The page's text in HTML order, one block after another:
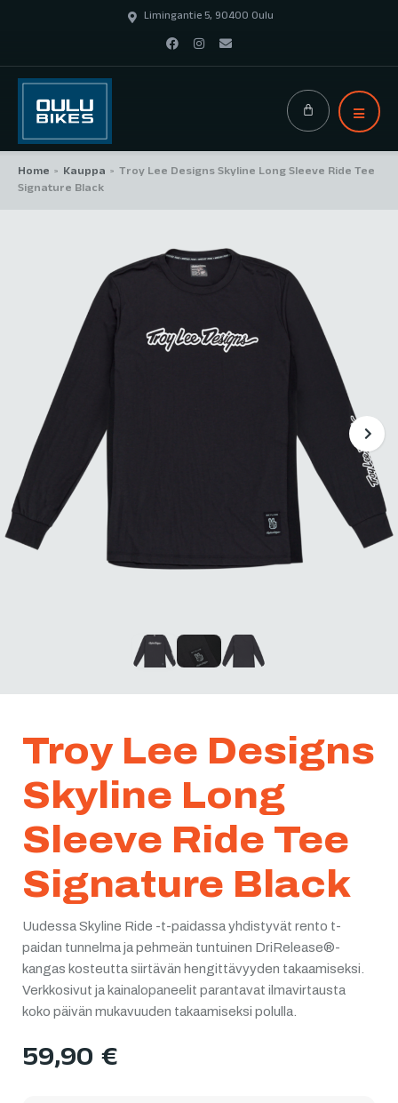
Limingantie 5, 90400 Oulu
Home > Kauppa > Troy Lee Designs Skyline Long Sleeve Ride Tee
Signature Black
Troy Lee Designs
Skyline Long
Sleeve Ride Tee
Signature Black
Uudessa Skyline Ride -t-paidassa yhdistyvät rento t-
paidan tunnelma ja pehmeän tuntuinen DriRelease®-
kangas kosteutta siirtävän hengittävyyden takaamiseksi.
Verkkosivut ja kainalopaneelit parantavat ilmavirtausta
koko päivän mukavuuden takaamiseksi polulla.
59,90 €